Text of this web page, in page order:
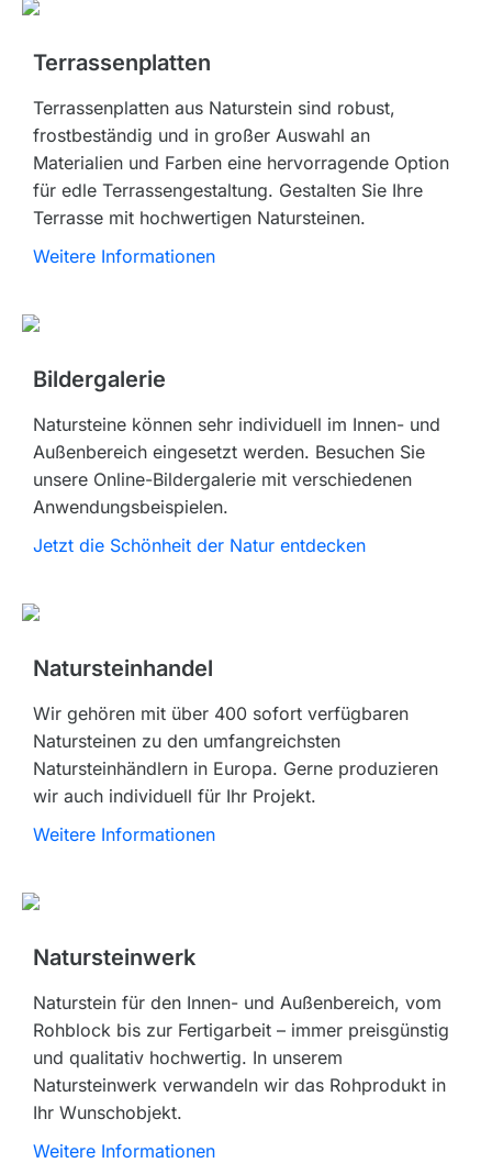
Terrassenplatten
Terrassenplatten aus Naturstein sind robust,
frostbeständig und in großer Auswahl an
Materialien und Farben eine hervorragende Option
für edle Terrassengestaltung. Gestalten Sie Ihre
Terrasse mit hochwertigen Natursteinen.
Weitere Informationen
Bildergalerie
Natursteine können sehr individuell im Innen- und
Außenbereich eingesetzt werden. Besuchen Sie
unsere Online-Bildergalerie mit verschiedenen
Anwendungsbeispielen.
Jetzt die Schönheit der Natur entdecken
Natursteinhandel
Wir gehören mit über 400 sofort verfügbaren
Natursteinen zu den umfangreichsten
Natursteinhändlern in Europa. Gerne produzieren
wir auch individuell für Ihr Projekt.
Weitere Informationen
Natursteinwerk
Naturstein für den Innen- und Außenbereich, vom
Rohblock bis zur Fertigarbeit – immer preisgünstig
und qualitativ hochwertig. In unserem
Natursteinwerk verwandeln wir das Rohprodukt in
Ihr Wunschobjekt.
Weitere Informationen